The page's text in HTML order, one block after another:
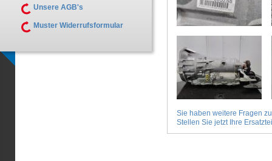
Sie haben weitere Fragen
Stellen Sie jetzt Ihre
Unsere AGB's
Muster Widerrufsformular